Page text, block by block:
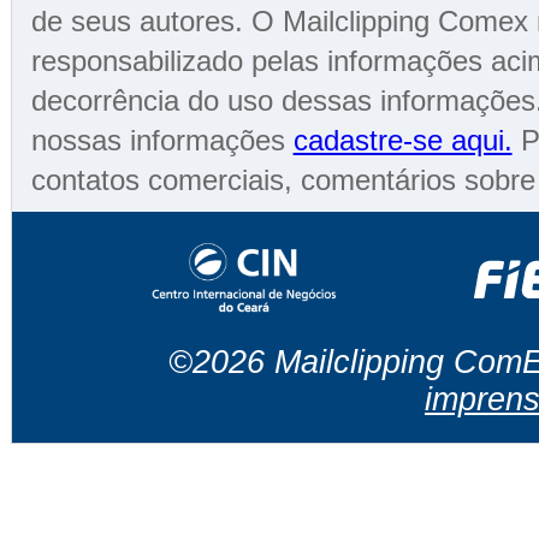
de seus autores. O Mailclipping
responsabilizado pelas informações
decorrência do uso dessas
nossas informações cadastre-se aqui.
contatos comerciais, comentários
©2026 Mailclipping